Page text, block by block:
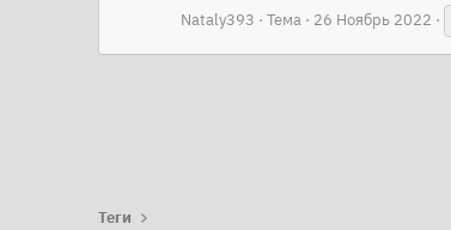
Nataly393 Тема 26 Ноябрь 2022
Теги